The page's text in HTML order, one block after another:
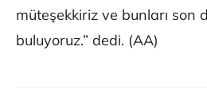
müteşekkiriz ve bunları son
buluyoruz.” dedi. (AA)